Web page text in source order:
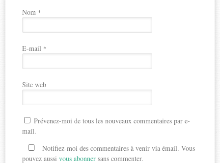
Nom *
E-mail *
Site web
Prévenez-moi de tous les nouveaux commentaires par e-
mail.
Notifiez-moi des commentaires à venir via émail. Vous
pouvez aussivous abonner sans commenter.